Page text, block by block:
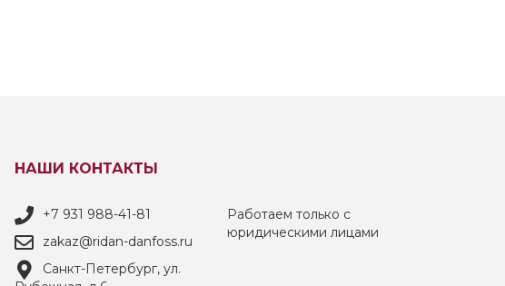
НАШИ КОНТАКТЫ
+7 931 988-41-81
zakaz@ridan-danfoss.ru
Санкт-Петербург, ул.
Работаем только с
юридическими лицами